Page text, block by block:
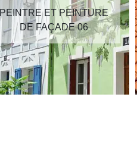
PEINTRE ET PEINTURE
DE FAÇADE 06